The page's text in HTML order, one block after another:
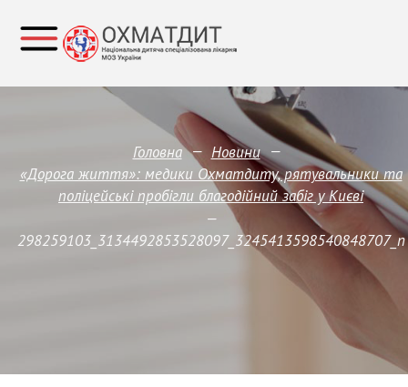
Головна — Новини —
«Дорога життя»: медики Охматдиту, рятувальники та
поліцейські пробігли благодійний забіг у Києві
—
298259103_3134492853528097_3245413598540848707_n